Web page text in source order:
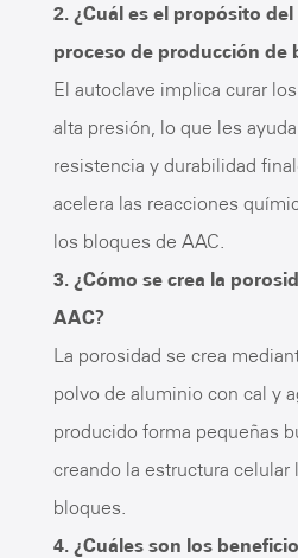
2. ¿Cuál es el propósito
proceso de producción de
El autoclave implica curar
alta presión, lo que les
resistencia y durabilidad
acelera las reacciones
los bloques de AAC.
3. ¿Cómo se crea la
AAC?
La porosidad se crea
polvo de aluminio con cal y
producido forma pequeñas
creando la estructura celular
bloques.
4. ¿Cuáles son los